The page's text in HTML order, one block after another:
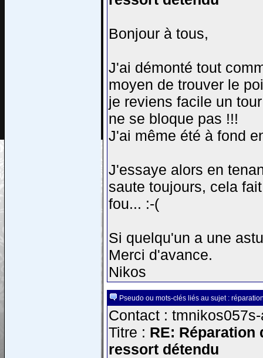
Bonjour à tous,
J'ai démonté tout
moyen de trouver le
je reviens facile un
ne se bloque pas !!!
J'ai même été à fond
J'essaye alors en
saute toujours, cela
fou... :-(
Si quelqu'un a une
Merci d'avance.
Nikos
Pseudo ou mots-clés liés au sujet :
Contact :
Titre : RE: Réparation
ressort détendu